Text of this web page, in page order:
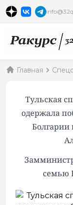
Главная
Тульская
одержала
Болгарии
семью